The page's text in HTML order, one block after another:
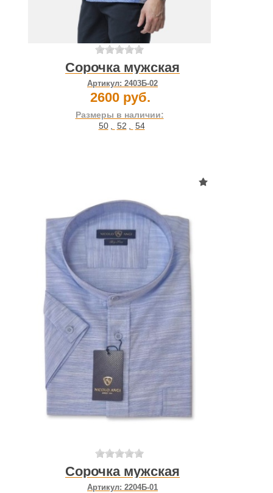
Сорочка мужская
Артикул: 2403Б-02
2600 руб.
Размеры в наличии:
50 , 52 , 54
Сорочка мужская
Артикул: 2204Б-01